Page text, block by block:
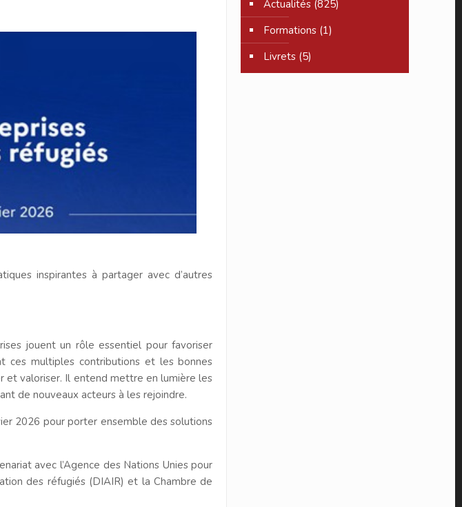
inspirantes à partager avec d’autres
jouent un rôle essentiel pour favoriser
ces multiples contributions et les bonnes
et valoriser. Il entend mettre en lumière les
de nouveaux acteurs à les rejoindre.
2026 pour porter ensemble des solutions
avec l’Agence des Nations Unies pour
des réfugiés (DIAIR) et la Chambre de
Actualités(825)
Formations(1)
Livrets(5)